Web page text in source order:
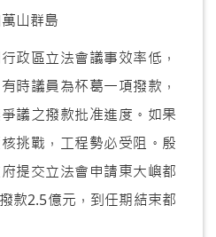
山群島
政區立法會議事效率低，
時議員為杯葛一項撥款，
議之撥款批准進度。如果
挑戰，工程勢必受阻。殷
提交立法會申請東大嶼都
款2.5億元，到任期結束都